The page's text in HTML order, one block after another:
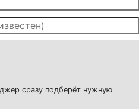
сразу подберёт нужную